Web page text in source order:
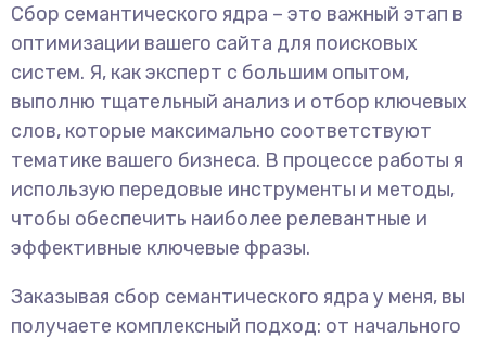
Сбор семантического ядра – это важный этап в
оптимизации вашего сайта для поисковых
систем. Я, как эксперт с большим опытом,
выполню тщательный анализ и отбор ключевых
слов, которые максимально соответствуют
тематике вашего бизнеса. В процессе работы я
использую передовые инструменты и методы,
чтобы обеспечить наиболее релевантные и
эффективные ключевые фразы.
Заказывая сбор семантического ядра у меня, вы
получаете комплексный подход: от начального